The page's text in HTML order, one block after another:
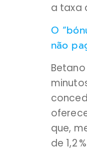
a taxa
O
não
que,
de 1,2